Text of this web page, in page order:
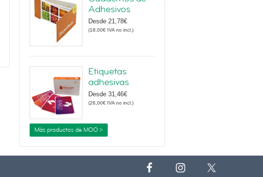
Adhesivos
Desde 21,78€
(18,00€ IVA no incl. )
Etiquetas
adhesivas
Desde 31,46€
(26,00€ IVA no incl. )
Más productos de MOO >